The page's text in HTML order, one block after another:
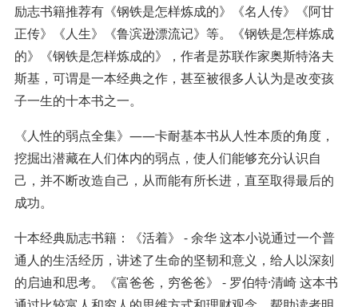
励志书籍推荐有《钢铁是怎样炼成的》《名人传》《阿甘
正传》《人生》《鲁滨逊漂流记》等。《钢铁是怎样炼成
的》《钢铁是怎样炼成的》，作者是苏联作家奥斯特洛夫
斯基，可谓是一本经典之作，甚至被很多人认为是改变孩
子一生的十本书之一。
《人性的弱点全集》——卡耐基本书从人性本质的角度，
挖掘出潜藏在人们体内的弱点，使人们能够充分认识自
己，并不断改造自己，从而能有所长进，直至取得最后的
成功。
十本经典励志书籍：《活着》 - 余华 这本小说通过一个普
通人的生活经历，讲述了生命的坚韧和意义，给人以深刻
的启迪和思考。《富爸爸，穷爸爸》 - 罗伯特·清崎 这本书